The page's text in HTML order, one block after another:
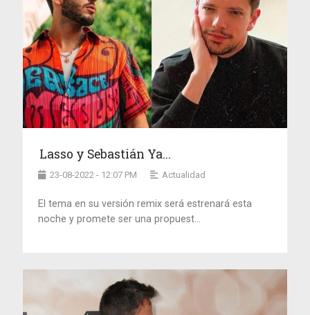
Lasso y Sebastián Ya...
23-08-2022 - 12:07 PM Actualidad
El tema en su versión remix será estrenará esta
noche y promete ser una propuest...